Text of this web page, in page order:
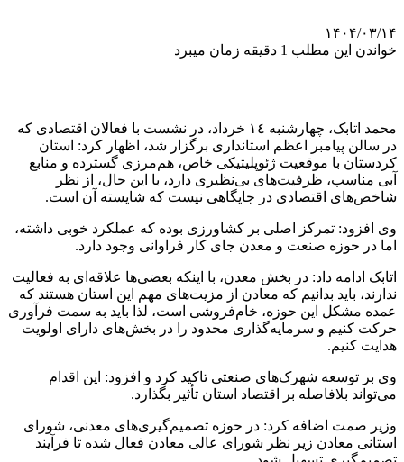
۱۴۰۴/۰۳/۱۴
خواندن این مطلب 1 دقیقه زمان میبرد
محمد اتابک، چهارشنبە ۱٤ خرداد، در نشست با فعالان اقتصادی که
در سالن پیامبر اعظم استانداری برگزار شد، اظهار کرد: استان
کردستان با موقعیت ژئوپلیتیکی خاص، هم‌مرزی گسترده و منابع
آبی مناسب، ظرفیت‌های بی‌نظیری دارد، با این حال، از نظر
شاخص‌های اقتصادی در جایگاهی نیست که شایسته آن است.
وی افزود: تمرکز اصلی بر کشاورزی بوده که عملکرد خوبی داشته،
اما در حوزه صنعت و معدن جای کار فراوانی وجود دارد.
اتابک ادامه داد: در بخش معدن، با اینکه بعضی‌ها علاقه‌ای به فعالیت
ندارند، باید بدانیم که معادن از مزیت‌های مهم این استان هستند که
عمده مشکل این حوزه، خام‌فروشی است، لذا باید به سمت فرآوری
حرکت کنیم و سرمایه‌گذاری محدود را در بخش‌های دارای اولویت
هدایت کنیم.
وی بر توسعه شهرک‌های صنعتی تاکید کرد و افزود: این اقدام
می‌تواند بلافاصله بر اقتصاد استان تأثیر بگذارد.
وزیر صمت اضافه کرد: در حوزه تصمیم‌گیری‌های معدنی، شورای
استانی معادن زیر نظر شورای عالی معادن فعال شده تا فرآیند